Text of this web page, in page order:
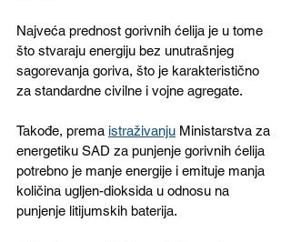
Najveća prednost gorivnih ćelija je u tome
što stvaraju energiju bez unutrašnjeg
sagorevanja goriva, što je karakteristično
za standardne civilne i vojne agregate.
Takođe, prema istraživanju Ministarstva za
energetiku SAD za punjenje gorivnih ćelija
potrebno je manje energije i emituje manja
količina ugljen-dioksida u odnosu na
punjenje litijumskih baterija.